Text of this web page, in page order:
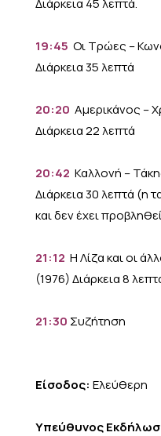
Διάρκεια 45 λεπτά.
19:45 Οι Τρώες –
Διάρκεια 35 λεπτά
20:20 Αμερικάνος –
Διάρκεια 22 λεπτά
20:42 Καλλονή –
Διάρκεια 30 λεπτά (η
και δεν έχει
21:12 Η Λίζα και οι
(1976) Διάρκεια 8
21:30 Συζήτηση
Είσοδος: Ελεύθερη
Υπεύθυνος